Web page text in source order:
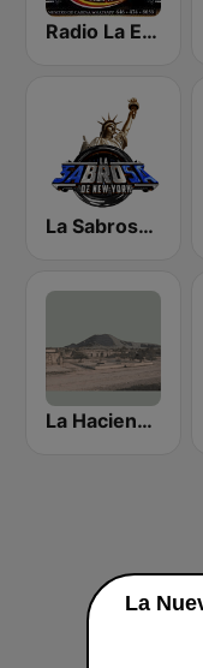
Radio La Explosiva de New York
La Sabrosa De NY
La Hacienda Radio